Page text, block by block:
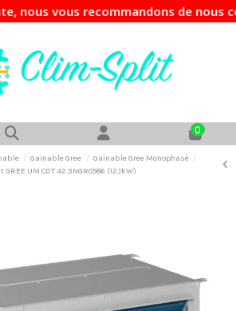
recommandons de nous
0
Gainable Gree
Gainable Gree Monophasé
UM CDT 42 3NGR0586 (12,1kW)